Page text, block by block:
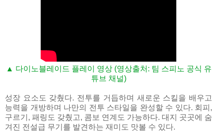
▲ 다이노블레이드 플레이 영상 (영상출처: 팀 스피노 공식 유
튜브 채널)
성장 요소도 갖췄다. 전투를 거듭하며 새로운 스킬을 배우고
능력을 개방하며 나만의 전투 스타일을 완성할 수 있다. 회피,
구르기, 패링도 갖췄고, 콤보 연계도 가능하다. 대지 곳곳에 숨
겨진 전설급 무기를 발견하는 재미도 맛볼 수 있다.